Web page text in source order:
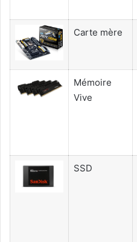
Carte mère
Mémoire
Vive
SSD